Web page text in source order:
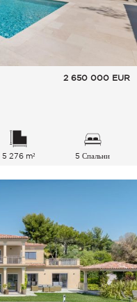
2 650 000 EUR
5 276 m² 5 Спальни